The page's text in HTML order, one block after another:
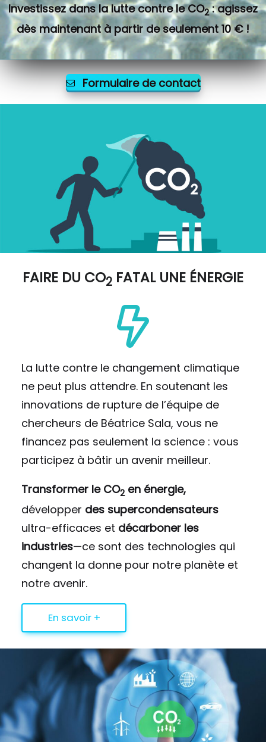
Investissez dans la lutte contre le CO2 : agissez
dès maintenant à partir de seulement 10 € !
Formulaire de contact
FAIRE DU CO2 FATAL UNE ÉNERGIE
La lutte contre le changement climatique
ne peut plus attendre. En soutenant les
innovations de rupture de l’équipe de
chercheurs de Béatrice Sala, vous ne
financez pas seulement la science : vous
participez à bâtir un avenir meilleur.
Transformer le CO2 en énergie,
développer des supercondensateurs
ultra-efficaces et décarboner les
industries—ce sont des technologies qui
changent la donne pour notre planète et
notre avenir.
En savoir +